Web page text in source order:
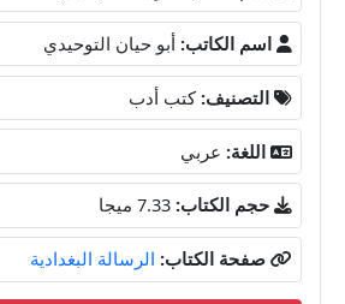
اسم الكاتب: أبو حيان التوحيدي
التصنيف: كتب أدب
اللغة: عربي
حجم الكتاب: 7.33 ميجا
صفحة الكتاب: الرسالة البغدادية